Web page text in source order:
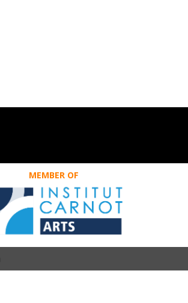
MEMBER OF